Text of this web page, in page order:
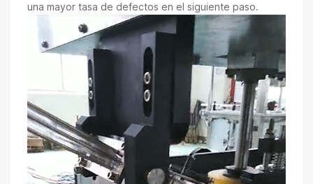
una mayor tasa de defectos en el siguiente paso.